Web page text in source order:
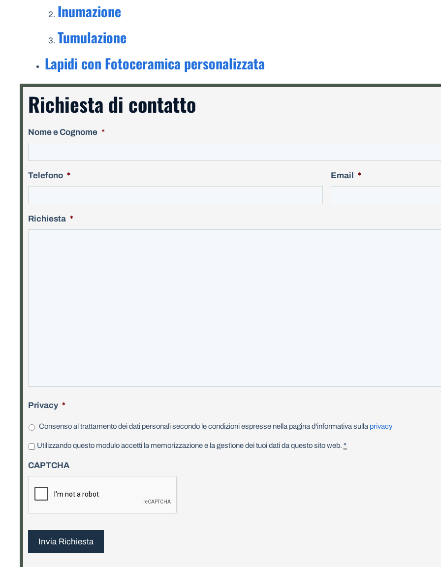
Inumazione
Tumulazione
Lapidi con Fotoceramica personalizzata
Richiesta di contatto
Nome e Cognome *
Telefono * Email *
Richiesta *
Privacy *
Consenso al trattamento dei dati personali secondo le condizioni espresse nella pagina d'informativa sulla privacy
P
i
v
Utilizzando questo modulo accetti la memorizzazione e la gestione dei tuoi dati da questo sito web. *
CAPTCHA